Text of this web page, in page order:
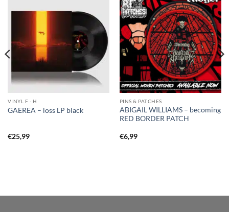
VINYL F - H
GAEREA – loss LP black
€25,99
PINS & PATCHES
ABIGAIL WILLIAMS – becoming
RED BORDER PATCH
€6,99